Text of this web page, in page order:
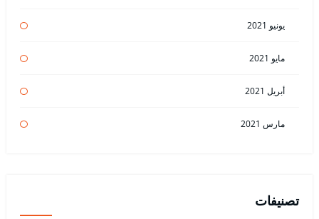
يونيو 2021
مايو 2021
أبريل 2021
مارس 2021
تصنيفات